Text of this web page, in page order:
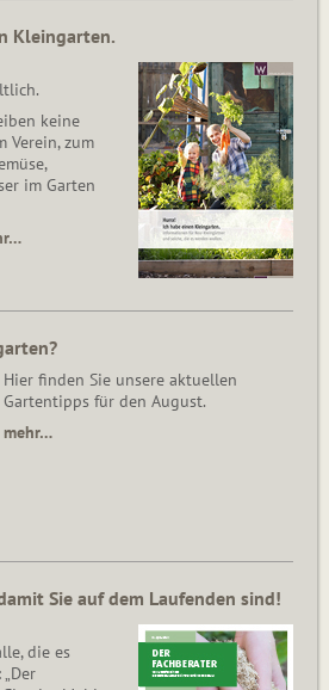
Kleingarten.
keine
Verein, zum
im Garten
Hier finden Sie unsere aktuellen
Gartentipps für den August.
mehr…
Sie auf dem Laufenden sind!
die es